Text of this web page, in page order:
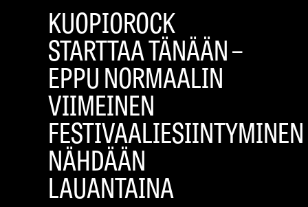
KUOPIOROCK
STARTTAA TÄNÄÄN –
EPPU NORMAALIN
VIIMEINEN
FESTIVAALIESIINTYMINEN
NÄHDÄÄN
LAUANTAINA